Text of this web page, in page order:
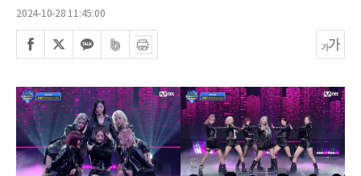
2024-10-28 11:45:00